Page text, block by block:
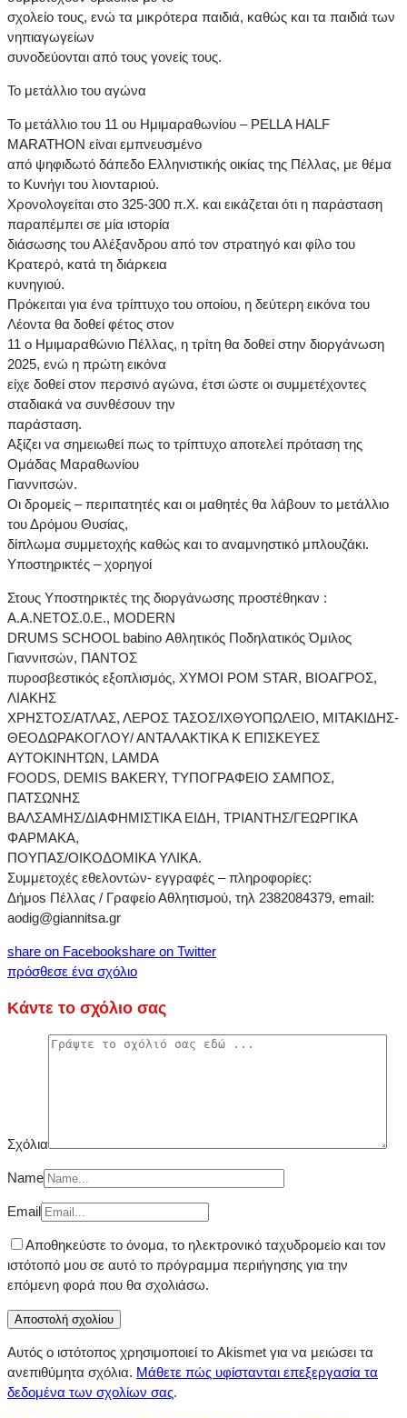
σχολείο τους, ενώ τα μικρότερα παιδιά, καθώς και τα παιδιά των
νηπιαγωγείων
συνοδεύονται από τους γονείς τους.
Το μετάλλιο του αγώνα
Το μετάλλιο του 11 ου Ημιμαραθωνίου – PELLA HALF
MARATHON είναι εμπνευσμένο
από ψηφιδωτό δάπεδο Ελληνιστικής οικίας της Πέλλας, με θέμα
το Κυνήγι του λιονταριού.
Χρονολογείται στο 325-300 π.Χ. και εικάζεται ότι η παράσταση
παραπέμπει σε μία ιστορία
διάσωσης του Αλέξανδρου από τον στρατηγό και φίλο του
Κρατερό, κατά τη διάρκεια
κυνηγιού.
Πρόκειται για ένα τρίπτυχο του οποίου, η δεύτερη εικόνα του
Λέοντα θα δοθεί φέτος στον
11 ο Ημιμαραθώνιο Πέλλας, η τρίτη θα δοθεί στην διοργάνωση
2025, ενώ η πρώτη εικόνα
είχε δοθεί στον περσινό αγώνα, έτσι ώστε οι συμμετέχοντες
σταδιακά να συνθέσουν την
παράσταση.
Αξίζει να σημειωθεί πως το τρίπτυχο αποτελεί πρόταση της
Ομάδας Μαραθωνίου
Γιαννιτσών.
Οι δρομείς – περιπατητές και οι μαθητές θα λάβουν το μετάλλιο
του Δρόμου Θυσίας,
δίπλωμα συμμετοχής καθώς και το αναμνηστικό μπλουζάκι.
Υποστηρικτές – χορηγοί
Στους Υποστηρικτές της διοργάνωσης προστέθηκαν :
Α.Α.ΝΕΤΟΣ.0.Ε., MODERN
DRUMS SCHOOL babino Αθλητικός Ποδηλατικός Όμιλος
Γιαννιτσών, ΠΑΝΤΟΣ
πυροσβεστικός εξοπλισμός, ΧΥΜΟΙ POM STAR, ΒΙΟΑΓΡΟΣ,
ΛΙΑΚΗΣ
ΧΡΗΣΤΟΣ/ΑΤΛΑΣ, ΛΕΡΟΣ ΤΑΣΟΣ/ΙΧΘΥΟΠΩΛΕΙΟ, ΜΙΤΑΚΙΔΗΣ-
ΘΕΟΔΩΡΑΚΟΓΛΟΥ/ ΑΝΤΑΛΑΚΤΙΚΑ Κ ΕΠΙΣΚΕΥΕΣ
ΑΥΤΟΚΙΝΗΤΩΝ, LAMDA
FOODS, DEMIS BAKERY, ΤΥΠΟΓΡΑΦΕΙΟ ΣΑΜΠΟΣ,
ΠΑΤΣΩΝΗΣ
ΒΑΛΣΑΜΗΣ/ΔΙΑΦΗΜΙΣΤΙΚΑ ΕΙΔΗ, ΤΡΙΑΝΤΗΣ/ΓΕΩΡΓΙΚΑ
ΦΑΡΜΑΚΑ,
ΠΟΥΠΑΣ/ΟΙΚΟΔΟΜΙΚΑ ΥΛΙΚΑ.
Συμμετοχές εθελοντών- εγγραφές – πληροφορίες:
Δήμοs Πέλλας / Γραφείο Αθλητισμού, τηλ 2382084379, email:
aodig@giannitsa.gr
share on Facebookshare on Twitter
πρόσθεσε ένα σχόλιο
Κάντε το σχόλιο σας
Σχόλια
Name
Email
Αποθηκεύστε το όνομα, το ηλεκτρονικό ταχυδρομείο και τον
ιστότοπό μου σε αυτό το πρόγραμμα περιήγησης για την
επόμενη φορά που θα σχολιάσω.
Αυτός ο ιστότοπος χρησιμοποιεί το Akismet για να μειώσει τα
ανεπιθύμητα σχόλια. Μάθετε πώς υφίστανται επεξεργασία τα
δεδομένα των σχολίων σας.